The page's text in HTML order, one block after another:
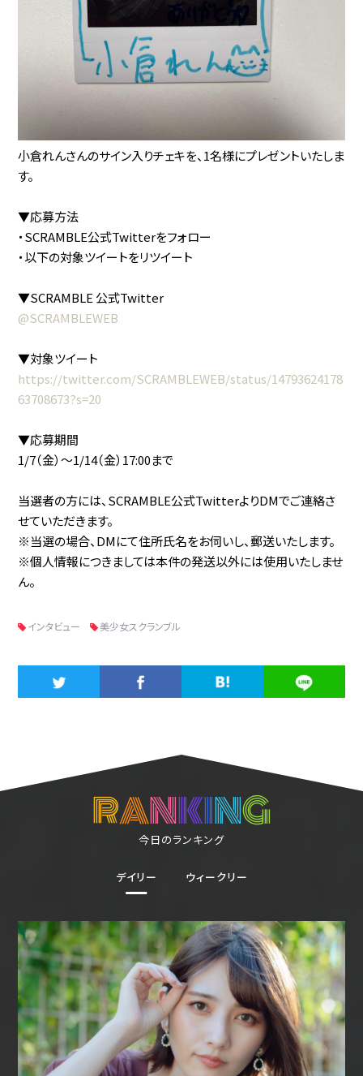
小倉れんさんのサイン入りチェキを、1名様にプレゼントいたしま
す。
▼応募方法
・SCRAMBLE公式Twitterをフォロー
・以下の対象ツイートをリツイート
▼SCRAMBLE 公式Twitter
@SCRAMBLEWEB
▼対象ツイート
https://twitter.com/SCRAMBLEWEB/status/14793624178
63708673?s=20
▼応募期間
1/7（金）〜1/14（金）17:00まで
当選者の方には、SCRAMBLE公式TwitterよりDMでご連絡さ
せていただきます。
※当選の場合、DMにて住所氏名をお伺いし、郵送いたします。
※個人情報につきましては本件の発送以外には使用いたしませ
ん。
インタビュー 美少女スクランブル
RANKING
今日のランキング
デイリー ウィークリー